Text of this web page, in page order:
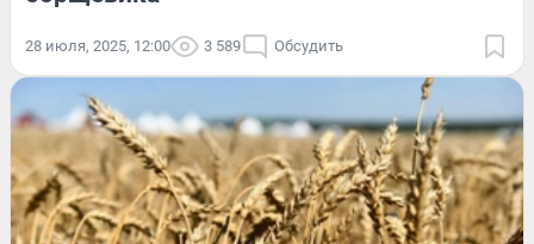
28 июля, 2025, 12:00 3 589 Обсудить